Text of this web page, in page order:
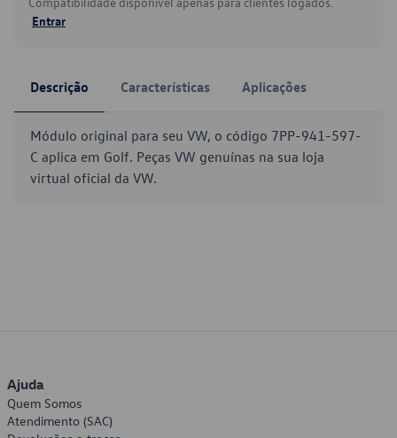
Entrar
Descrição Características Aplicações
Módulo original para seu VW, o código 7PP-941-597-
C aplica em Golf. Peças VW genuínas na sua loja
virtual oficial da VW.
Ajuda
Quem Somos
Atendimento (SAC)